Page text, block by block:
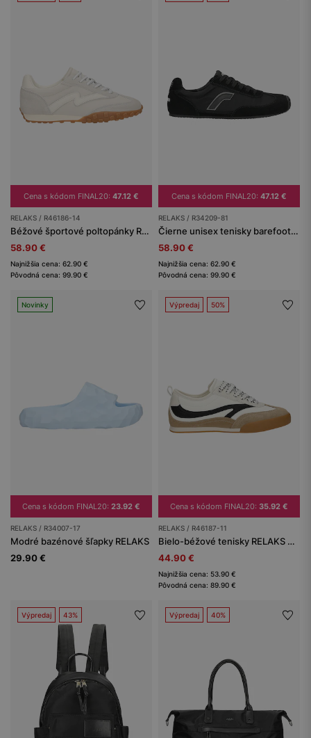
Cena s kódom FINAL20: 47.12 €
RELAKS / R46186-14
Béžové športové poltopánky RELAKS
58.90 €
Najnižšia cena: 62.90 €
Pôvodná cena: 99.90 €
Cena s kódom FINAL20: 47.12 €
RELAKS / R34209-81
Čierne unisex tenisky barefoot RELAKS
58.90 €
Najnižšia cena: 62.90 €
Pôvodná cena: 99.90 €
Novinky
Cena s kódom FINAL20: 23.92 €
RELAKS / R34007-17
Modré bazénové šľapky RELAKS
29.90 €
Výpredaj 50%
Cena s kódom FINAL20: 35.92 €
RELAKS / R46187-11
Bielo-béžové tenisky RELAKS na plochej podrážke
44.90 €
Najnižšia cena: 53.90 €
Pôvodná cena: 89.90 €
Výpredaj 43% Výpredaj 40%